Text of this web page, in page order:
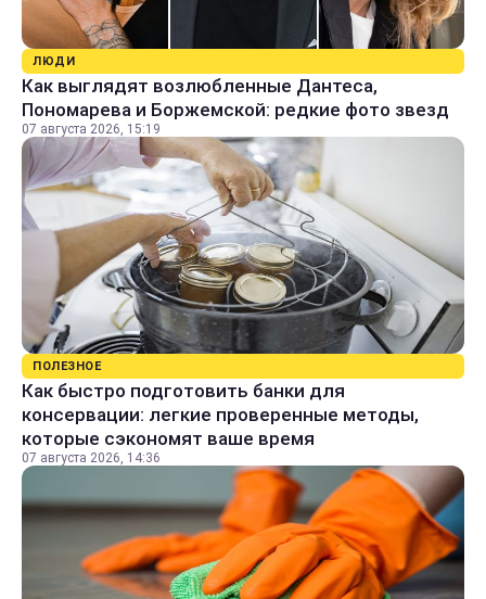
ЛЮДИ
Как выглядят возлюбленные Дантеса,
Пономарева и Боржемской: редкие фото звезд
07 августа 2026, 15:19
ПОЛЕЗНОЕ
Как быстро подготовить банки для
консервации: легкие проверенные методы,
которые сэкономят ваше время
07 августа 2026, 14:36